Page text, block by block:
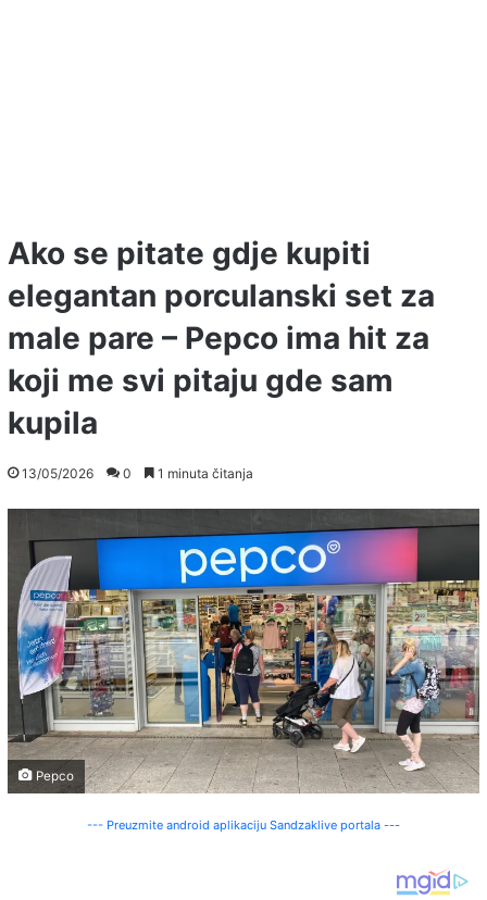
Ako se pitate gdje kupiti
elegantan porculanski set za
male pare – Pepco ima hit za
koji me svi pitaju gde sam
kupila
13/05/2026 0 1 minuta čitanja
Pepco
--- Preuzmite android aplikaciju Sandzaklive portala ---